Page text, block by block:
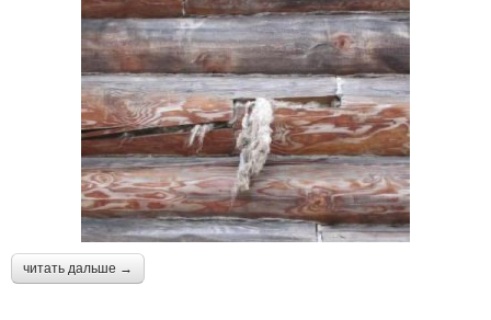
читать дальше →